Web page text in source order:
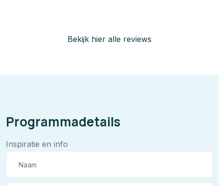
Bekijk hier alle reviews
Programmadetails
Inspiratie en info